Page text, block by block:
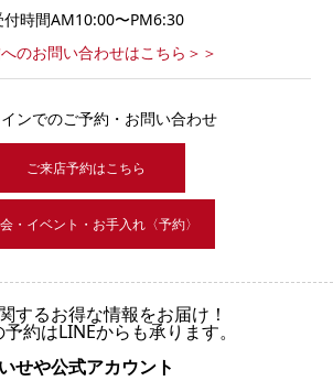
付時間AM10:00〜PM6:30
のお問い合わせはこちら＞＞
ンでのご予約・お問い合わせ
ご来店予約はこちら
・イベント・お手入れ〈予約〉
するお得な情報をお届け！
約はLINEからも承ります。
いせや公式アカウント